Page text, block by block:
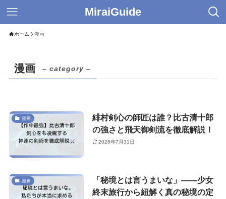
MiraiGuide
ホーム 漫画
漫画 – category –
漫画
緋村剣心の師匠は誰？比古清十郎
の強さと飛天御剣流を徹底解説！
2026年7月31日
漫画
「秘境とは言うまいな」――少女
終末旅行から紐解く真の秘境の定